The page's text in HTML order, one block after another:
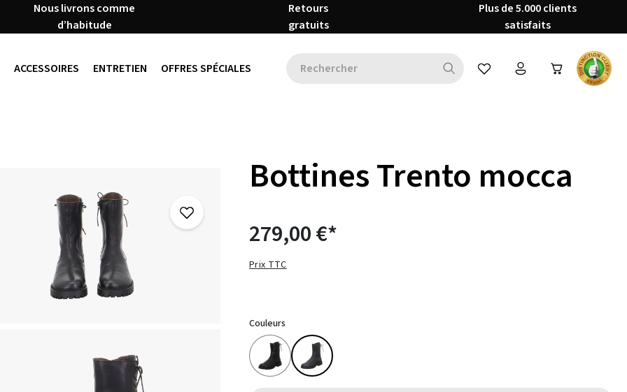
Nous livrons comme
d’habitude
Retours
gratuits
Plus de 5.000 clients
satisfaits
ACCESSOIRES ENTRETIEN OFFRES SPÉCIALES Vous avez 0 articles dans votre
Bottines Trento mocca
279,00 €*
Prix TTC
Couleurs